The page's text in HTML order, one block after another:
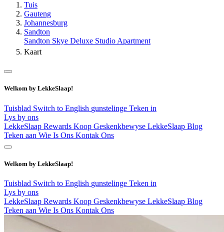
Tuis
Gauteng
Johannesburg
Sandton
Sandton Skye Deluxe Studio Apartment
Kaart
Welkom by LekkeSlaap!
Tuisblad Switch to English gunstelinge Teken in
Lys by ons
LekkeSlaap Rewards Koop Geskenkbewyse LekkeSlaap Blog
Teken aan Wie Is Ons Kontak Ons
Welkom by LekkeSlaap!
Tuisblad Switch to English gunstelinge Teken in
Lys by ons
LekkeSlaap Rewards Koop Geskenkbewyse LekkeSlaap Blog
Teken aan Wie Is Ons Kontak Ons